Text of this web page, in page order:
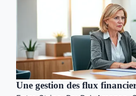
Une gestion des flux